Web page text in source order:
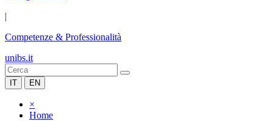
|
Competenze & Professionalità
unibs.it
IT EN
×
Home